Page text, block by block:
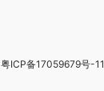
粤ICP备17059679号-11